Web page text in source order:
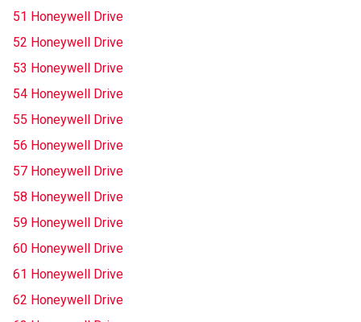
51 Honeywell Drive
52 Honeywell Drive
53 Honeywell Drive
54 Honeywell Drive
55 Honeywell Drive
56 Honeywell Drive
57 Honeywell Drive
58 Honeywell Drive
59 Honeywell Drive
60 Honeywell Drive
61 Honeywell Drive
62 Honeywell Drive